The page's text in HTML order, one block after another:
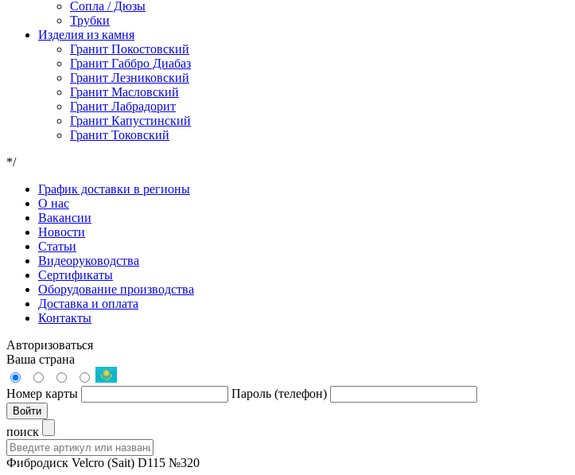
Сопла / Дюзы
Трубки
Изделия из камня
Гранит Покостовский
Гранит Габбро Диабаз
Гранит Лезниковский
Гранит Масловский
Гранит Лабрадорит
Гранит Капустинский
Гранит Токовский
*/
График доставки в регионы
О нас
Вакансии
Новости
Статьи
Видеоруководства
Сертификаты
Оборудование производства
Доставка и оплата
Контакты
Авторизоваться
Ваша страна
Номер карты Пароль (телефон)
Войти
поиск
Фибродиск Velcro (Sait) D115 №320